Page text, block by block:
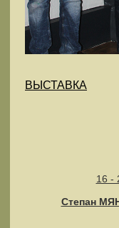
ВЫСТАВКА
16 -
Степан